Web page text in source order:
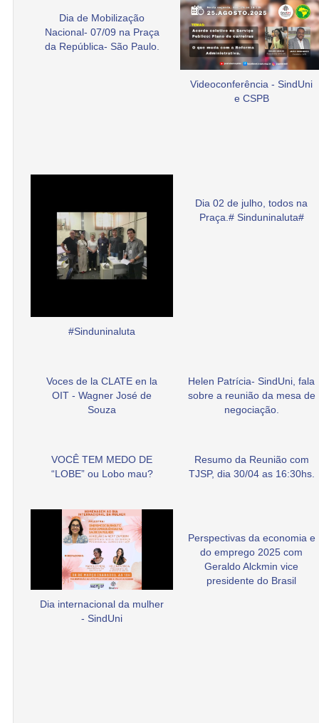
Dia de Mobilização
Nacional- 07/09 na Praça
da República- São Paulo.
Videoconferência - SindUni
e CSPB
#Sinduninaluta
Dia 02 de julho, todos na
Praça.# Sinduninaluta#
Voces de la CLATE en la
OIT - Wagner José de
Souza
Helen Patrícia- SindUni, fala
sobre a reunião da mesa de
negociação.
VOCÊ TEM MEDO DE
“LOBE” ou Lobo mau?
Resumo da Reunião com
TJSP, dia 30/04 as 16:30hs.
Dia internacional da mulher
- SindUni
Perspectivas da economia e
do emprego 2025 com
Geraldo Alckmin vice
presidente do Brasil